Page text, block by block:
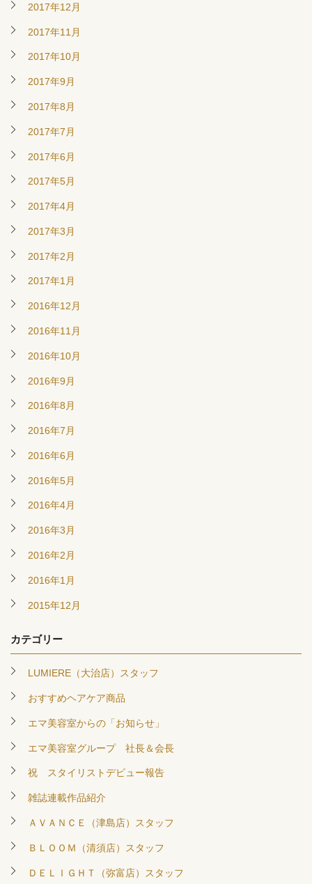
2017年12月
2017年11月
2017年10月
2017年9月
2017年8月
2017年7月
2017年6月
2017年5月
2017年4月
2017年3月
2017年2月
2017年1月
2016年12月
2016年11月
2016年10月
2016年9月
2016年8月
2016年7月
2016年6月
2016年5月
2016年4月
2016年3月
2016年2月
2016年1月
2015年12月
カテゴリー
LUMIERE（大治店）スタッフ
おすすめヘアケア商品
エマ美容室からの「お知らせ」
エマ美容室グループ 社長＆会長
祝 スタイリストデビュー報告
雑誌連載作品紹介
ＡＶＡＮＣＥ（津島店）スタッフ
ＢＬＯＯＭ（清須店）スタッフ
ＤＥＬＩＧＨＴ（弥富店）スタッフ